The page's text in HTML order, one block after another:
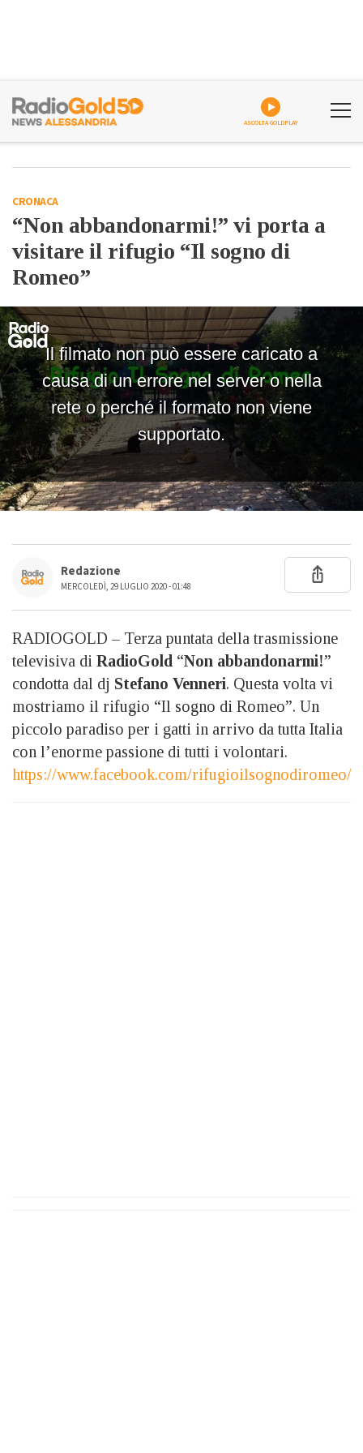
ASCOLTA GOLDPLAY
CRONACA
“Non abbandonarmi!” vi porta a
visitare il rifugio “Il sogno di
Romeo”
Redazione
MERCOLEDÌ, 29 LUGLIO 2020 - 01:48
RADIOGOLD – Terza puntata della trasmissione
televisiva di RadioGold “Non abbandonarmi!”
condotta dal dj Stefano Venneri. Questa volta vi
mostriamo il rifugio “Il sogno di Romeo”. Un
piccolo paradiso per i gatti in arrivo da tutta Italia
con l’enorme passione di tutti i volontari.
https://www.facebook.com/rifugioilsognodiromeo/